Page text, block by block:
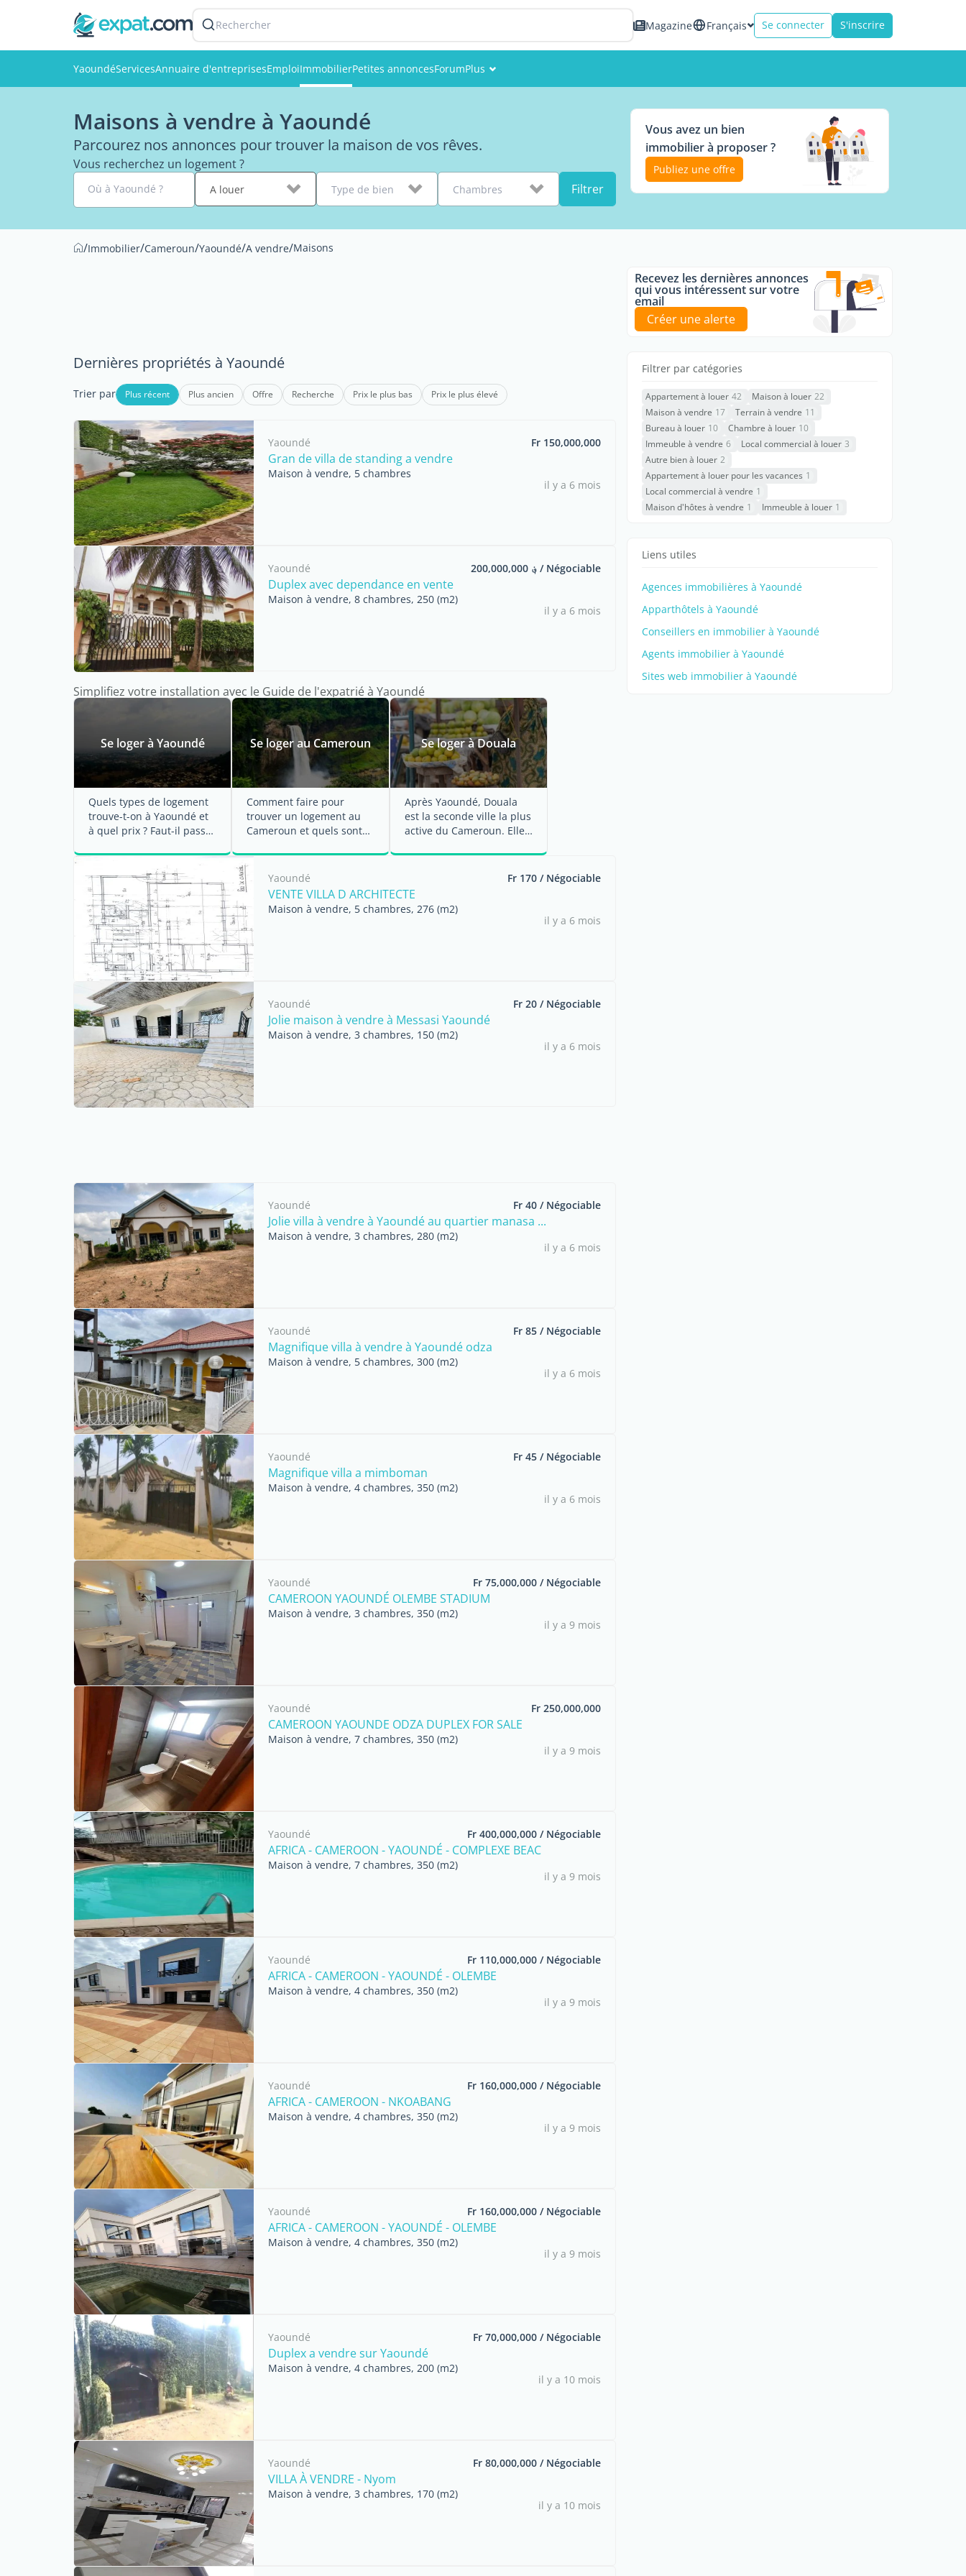
Rechercher Magazine Français Se connecter S'inscrire
YaoundéServicesAnnuaire d'entreprisesEmploiImmobilierPetites annoncesForumPlus
Maisons à vendre à Yaoundé
Parcourez nos annonces pour trouver la maison de vos rêves.
Vous recherchez un logement ?
Où à Yaoundé ? A louer Type de bien Chambres Filtrer
Vous avez un bien
immobilier à proposer ?
Publiez une offre
/Immobilier/Cameroun/Yaoundé/A vendre/Maisons
Dernières propriétés à Yaoundé
Trier par Plus récent Plus ancien Offre Recherche Prix le plus bas Prix le plus élevé
Yaoundé Fr 150,000,000
Gran de villa de standing a vendre
Maison à vendre, 5 chambres
il y a 6 mois
Yaoundé ؋ 200,000,000 / Négociable
Duplex avec dependance en vente
Maison à vendre, 8 chambres, 250 (m2)
il y a 6 mois
Simplifiez votre installation avec le Guide de l'expatrié à Yaoundé
Se loger à Yaoundé
Quels types de logement
trouve-t-on à Yaoundé et
à quel prix ? Faut-il passer
Se loger au Cameroun
Comment faire pour
trouver un logement au
Cameroun et quels sont
immobiliers proposés ...
Se loger à Douala
Après Yaoundé, Douala
est la seconde ville la plus
active du Cameroun. Elle
...
Yaoundé
Fr 170 / Négociable
VENTE VILLA D ARCHITECTE
Maison à vendre, 5 chambres, 276 (m2)
il y a 6 mois
Yaoundé Fr 20 / Négociable
Jolie maison à vendre à Messasi Yaoundé
Maison à vendre, 3 chambres, 150 (m2)
il y a 6 mois
Yaoundé Fr 40 / Négociable
Jolie villa à vendre à Yaoundé au quartier manasa ...
Maison à vendre, 3 chambres, 280 (m2)
il y a 6 mois
Yaoundé Fr 85 / Négociable
Magnifique villa à vendre à Yaoundé odza
Maison à vendre, 5 chambres, 300 (m2)
il y a 6 mois
Yaoundé Fr 45 / Négociable
Magnifique villa a mimboman
Maison à vendre, 4 chambres, 350 (m2)
il y a 6 mois
Yaoundé Fr 75,000,000 / Négociable
CAMEROON YAOUNDÉ OLEMBE STADIUM
Maison à vendre, 3 chambres, 350 (m2)
il y a 9 mois
Yaoundé Fr 250,000,000
CAMEROON YAOUNDE ODZA DUPLEX FOR SALE
Maison à vendre, 7 chambres, 350 (m2)
il y a 9 mois
Yaoundé Fr 400,000,000 / Négociable
AFRICA - CAMEROON - YAOUNDÉ - COMPLEXE BEAC
Maison à vendre, 7 chambres, 350 (m2)
il y a 9 mois
Yaoundé Fr 110,000,000 / Négociable
AFRICA - CAMEROON - YAOUNDÉ - OLEMBE
Maison à vendre, 4 chambres, 350 (m2)
il y a 9 mois
Yaoundé Fr 160,000,000 / Négociable
AFRICA - CAMEROON - NKOABANG
Maison à vendre, 4 chambres, 350 (m2)
il y a 9 mois
Yaoundé Fr 160,000,000 / Négociable
AFRICA - CAMEROON - YAOUNDÉ - OLEMBE
Maison à vendre, 4 chambres, 350 (m2)
il y a 9 mois
Yaoundé Fr 70,000,000 / Négociable
Duplex a vendre sur Yaoundé
Maison à vendre, 4 chambres, 200 (m2)
il y a 10 mois
Yaoundé Fr 80,000,000 / Négociable
VILLA À VENDRE - Nyom
Maison à vendre, 3 chambres, 170 (m2)
il y a 10 mois
Recevez les dernières annonces
qui vous intéressent sur votre
email
Créer une alerte
Filtrer par catégories
Appartement à louer 42 Maison à louer 22
Maison à vendre 17 Terrain à vendre 11
Bureau à louer 10 Chambre à louer 10
Immeuble à vendre 6 Local commercial à louer 3
Autre bien à louer 2
Appartement à louer pour les vacances 1
Local commercial à vendre 1
Maison d'hôtes à vendre 1 Immeuble à louer 1
Liens utiles
Agences immobilières à Yaoundé
Apparthôtels à Yaoundé
Conseillers en immobilier à Yaoundé
Agents immobilier à Yaoundé
Sites web immobilier à Yaoundé